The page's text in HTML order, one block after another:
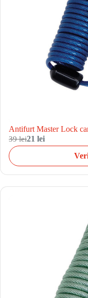
Antifurt Master Lock
39 lei21 lei